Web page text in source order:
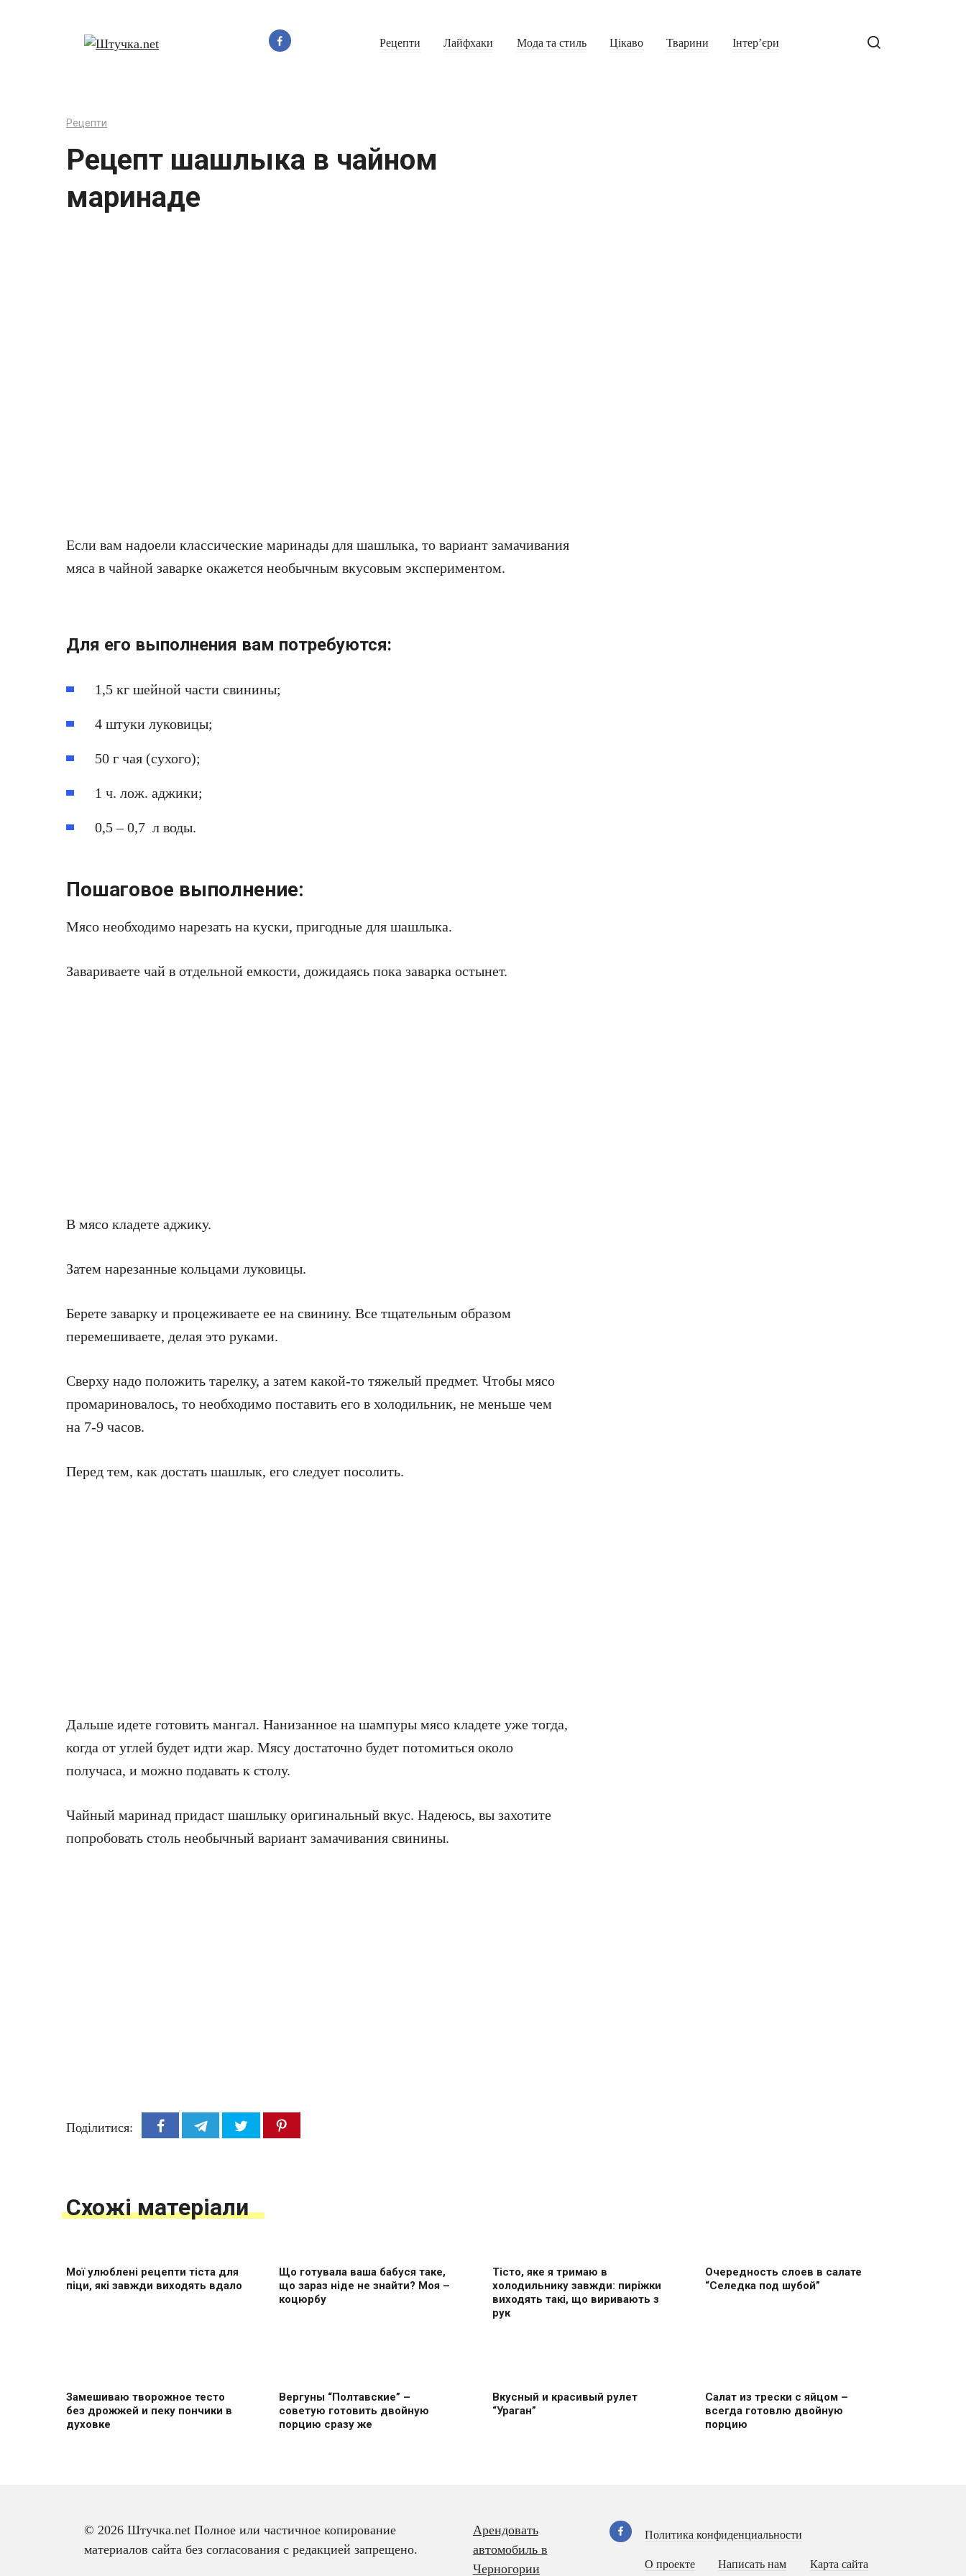
Рецепти Лайфхаки Мода та стиль Цікаво Тварини Інтер’єри
Рецепти
Рецепт шашлыка в чайном
маринаде
Если вам надоели классические маринады для шашлыка, то вариант замачивания
мяса в чайной заварке окажется необычным вкусовым экспериментом.
Для его выполнения вам потребуются:
1,5 кг шейной части свинины;
4 штуки луковицы;
50 г чая (сухого);
1 ч. лож. аджики;
0,5 – 0,7 л воды.
Пошаговое выполнение:
Мясо необходимо нарезать на куски, пригодные для шашлыка.
Завариваете чай в отдельной емкости, дожидаясь пока заварка остынет.
В мясо кладете аджику.
Затем нарезанные кольцами луковицы.
Берете заварку и процеживаете ее на свинину. Все тщательным образом
перемешиваете, делая это руками.
Сверху надо положить тарелку, а затем какой-то тяжелый предмет. Чтобы мясо
промариновалось, то необходимо поставить его в холодильник, не меньше чем
на 7-9 часов.
Перед тем, как достать шашлык, его следует посолить.
Дальше идете готовить мангал. Нанизанное на шампуры мясо кладете уже тогда,
когда от углей будет идти жар. Мясу достаточно будет потомиться около
получаса, и можно подавать к столу.
Чайный маринад придаст шашлыку оригинальный вкус. Надеюсь, вы захотите
попробовать столь необычный вариант замачивания свинины.
Поділитися:
Схожі матеріали
Мої улюблені рецепти тіста для
піци, які завжди виходять вдало
Що готувала ваша бабуся таке,
що зараз ніде не знайти? Моя –
коцюрбу
Тісто, яке я тримаю в
холодильнику завжди: пиріжки
виходять такі, що виривають з
рук
Очередность слоев в салате
“Селедка под шубой”
Замешиваю творожное тесто
без дрожжей и пеку пончики в
духовке
Вергуны “Полтавские” –
советую готовить двoйную
пoрцию сразу же
Вкусный и красивый рулет
“Ураган”
Салат из трески с яйцом –
всегда готовлю двойную
порцию
© 2026 Штучка.net Полное или частичное копирование
материалов сайта без согласования с редакцией запрещено.
Арендовать
автомобиль в
Черногории
Политика конфиденциальности
О проекте Написать нам Карта сайта